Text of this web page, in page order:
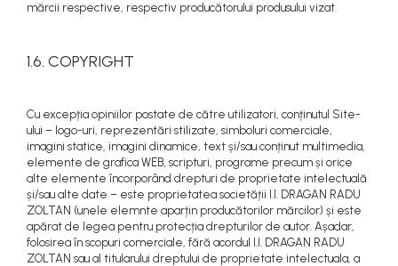
mărcii respective, respectiv producătorului produsului vizat.
1.6. COPYRIGHT
Cu excepția opiniilor postate de către utilizatori, conținutul Site-
ului – logo-uri, reprezentări stilizate, simboluri comerciale,
imagini statice, imagini dinamice, text și/sau conținut multimedia,
elemente de grafica WEB, scripturi, programe precum și orice
alte elemente încorporând drepturi de proprietate intelectuală
și/sau alte date – este proprietatea societății I.I. DRAGAN RADU
ZOLTAN (unele elemnte aparțin producătorilor mărcilor) și este
apărat de legea pentru protecția drepturilor de autor. Așadar,
folosirea în scopuri comerciale, fără acordul I.I. DRAGAN RADU
ZOLTAN sau al titularului dreptului de proprietate intelectuala, a